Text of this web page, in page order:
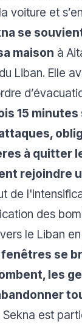
voiture et
se
maison à
Liban. Elle
15
à quitter
rejoindre
de
des
le Liban
se
les
Sekna est